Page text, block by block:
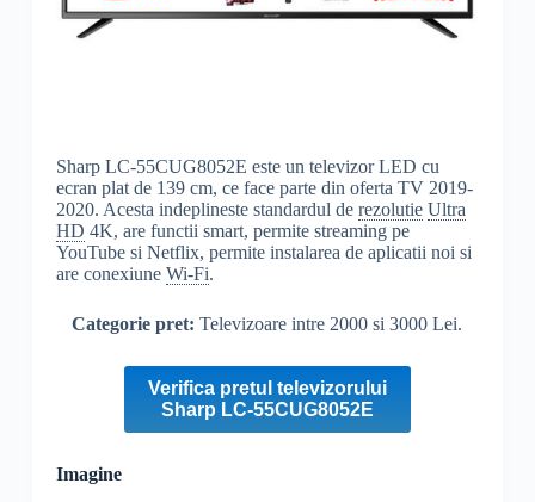
Sharp LC-55CUG8052E este un televizor LED cu
ecran plat de 139 cm, ce face parte din oferta TV 2019-
2020. Acesta indeplineste standardul de rezolutie Ultra
HD 4K, are functii smart, permite streaming pe
YouTube si Netflix, permite instalarea de aplicatii noi si
are conexiune Wi-Fi.
Categorie pret:Televizoare intre 2000 si 3000 Lei.
Verifica pretul televizorului
Sharp LC-55CUG8052E
Imagine